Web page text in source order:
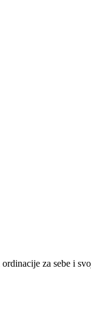
za sebe i